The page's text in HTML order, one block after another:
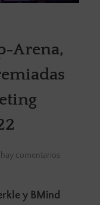
Arena,
comentarios
y BMind